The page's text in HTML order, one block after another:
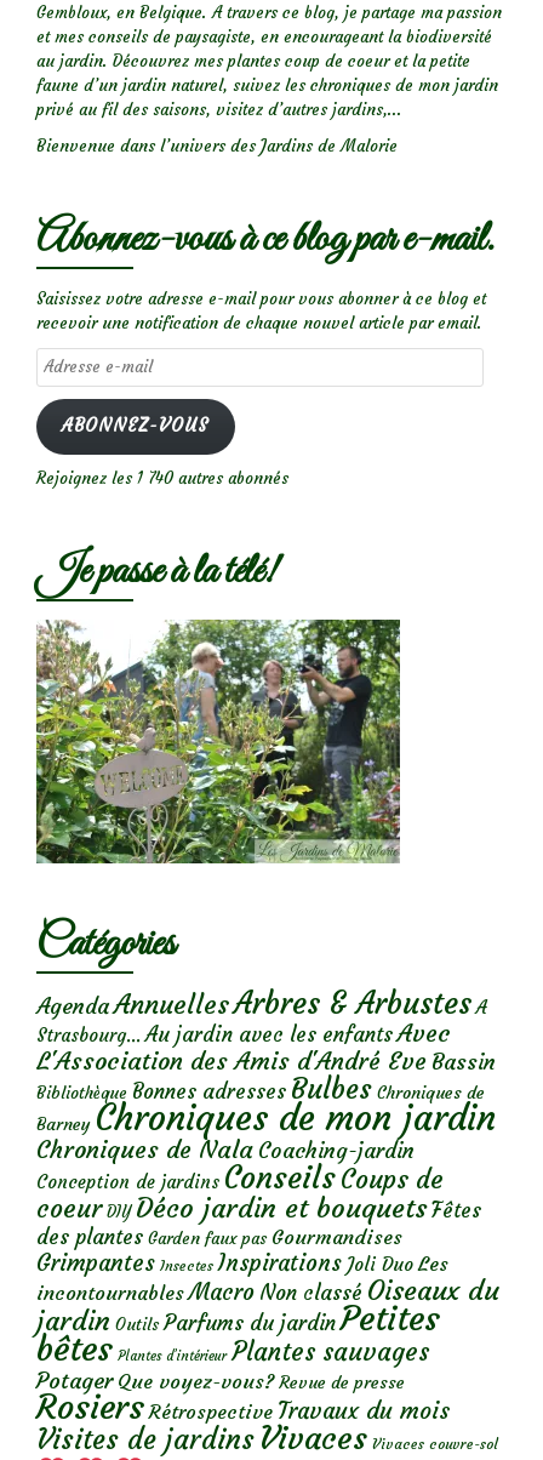
Gembloux, en Belgique. A travers ce blog, je partage ma passion
et mes conseils de paysagiste, en encourageant la biodiversité
au jardin. Découvrez mes plantes coup de coeur et la petite
faune d’un jardin naturel, suivez les chroniques de mon jardin
privé au fil des saisons, visitez d’autres jardins,...
Bienvenue dans l’univers des Jardins de Malorie
Abonnez-vous à ce blog par e-mail.
Saisissez votre adresse e-mail pour vous abonner à ce blog et
recevoir une notification de chaque nouvel article par email.
Adresse
e-
mail
ABONNEZ-VOUS
Rejoignez les 1 740 autres abonnés
Je passe à la télé!
Catégories
AgendaAnnuellesArbres & Arbustes A
Strasbourg... Au jardin avec les enfantsAvec
L'Association des Amis d'André Eve Bassin
Bibliothèque Bonnes adresses Bulbes Chroniques de
Barney Chroniques de mon jardin
Chroniques de Nala Coaching-jardin
Conception de jardins ConseilsCoups de
coeur DIY Déco jardin et bouquetsFêtes
des plantes Garden faux pas Gourmandises
Grimpantes Insectes Inspirations Joli Duo Les
incontournables Macro Non classé Oiseaux du
jardin Outils Parfums du jardinPetites
bêtes Plantes d’intérieur Plantes sauvages
Potager Que voyez-vous? Revue de presse
Rosiers Rétrospective Travaux du mois
Visites de jardins Vivaces Vivaces couvre-sol